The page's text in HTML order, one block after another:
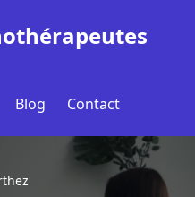
Blog Contact